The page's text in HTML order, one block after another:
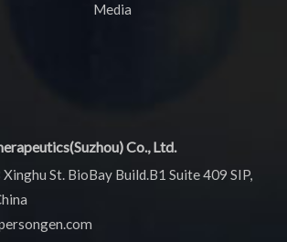
Media
Co., Ltd.
St. BioBay Build.B1 Suite 409 SIP,